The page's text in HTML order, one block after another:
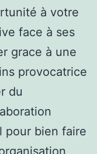
à votre
face à ses
grace à une
provocatrice
du
pour bien faire